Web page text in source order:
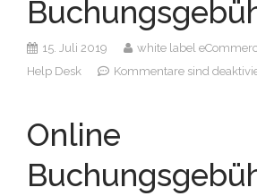
15. Juli 2019 white label
Help Desk
Kommentare sind
Online